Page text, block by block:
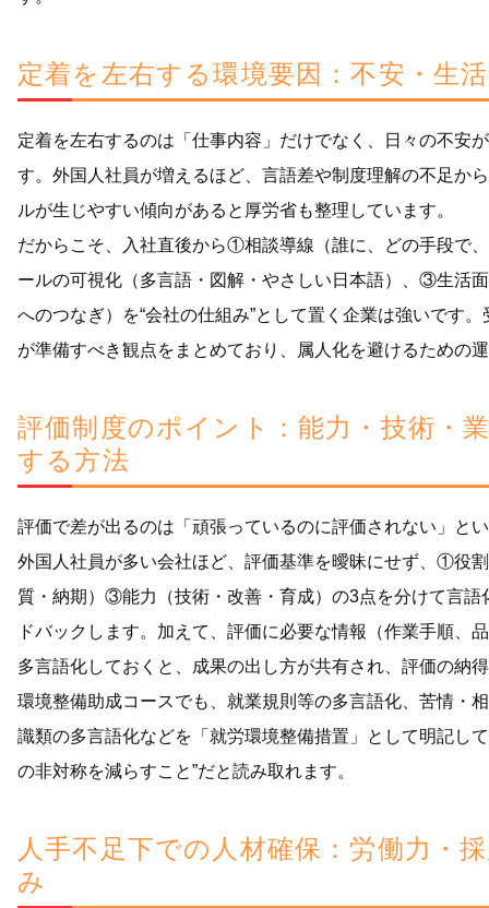
定着を左右する環境要因：不安・生
定着を左右するのは「仕事内容」だけでなく、日々の不安
す。外国人社員が増えるほど、言語差や制度理解の不足か
ルが生じやすい傾向があると厚労省も整理しています。
だからこそ、入社直後から①相談導線（誰に、どの手段で
ールの可視化（多言語・図解・やさしい日本語）、③生活
へのつなぎ）を“会社の仕組み”として置く企業は強いです
が準備すべき観点をまとめており、属人化を避けるための
評価制度のポイント：能力・技術・
する方法
評価で差が出るのは「頑張っているのに評価されない」と
外国人社員が多い会社ほど、評価基準を曖昧にせず、①役
質・納期）③能力（技術・改善・育成）の3点を分けて言語
ドバックします。加えて、評価に必要な情報（作業手順、
多言語化しておくと、成果の出し方が共有され、評価の納
環境整備助成コースでも、就業規則等の多言語化、苦情・
識類の多言語化などを「就労環境整備措置」として明記し
の非対称を減らすこと”だと読み取れます。
人手不足下での人材確保：労働力・
み